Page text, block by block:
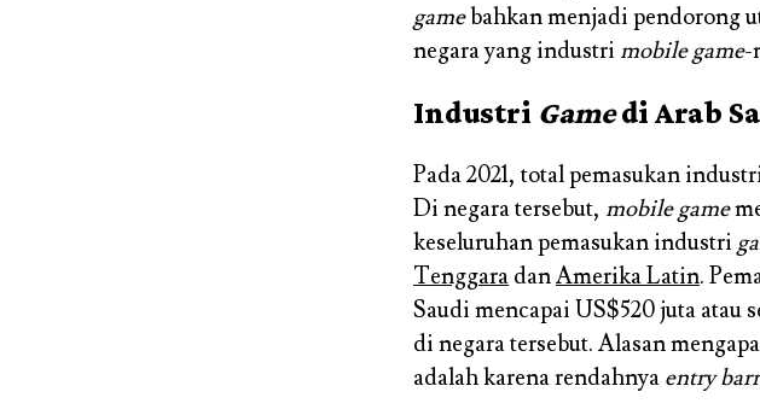
gamebahkan menjadi pendorong
negara yang industri mobile game-
Industri Gamedi Arab
Pada 2021, total pemasukan
Di negara tersebut, mobile game
keseluruhan pemasukan industri
Tenggara danAmerika Latin.
Saudi mencapai US$520 juta atau
di negara tersebut. Alasan mengapa
adalah karena rendahnya entry